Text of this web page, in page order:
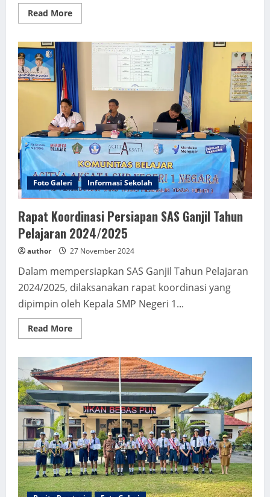
Read MoreRead
more
Kewirausahaan
PLUT
Jembrana
Foto Galeri Informasi Sekolah
Rapat Koordinasi Persiapan SAS Ganjil Tahun
Pelajaran 2024/2025
author 27 November 2024
Dalam mempersiapkan SAS Ganjil Tahun Pelajaran
2024/2025, dilaksanakan rapat koordinasi yang
dipimpin oleh Kepala SMP Negeri 1...
Read MoreRead
more
Koordinasi
Persiapan
SAS
Ganjil
Tahun
Pelajaran
2024/2025